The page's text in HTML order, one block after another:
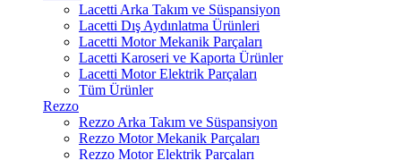
Lacetti Arka Takım ve Süspansiyon
Lacetti Dış Aydınlatma Ürünleri
Lacetti Motor Mekanik Parçaları
Lacetti Karoseri ve Kaporta Ürünler
Lacetti Motor Elektrik Parçaları
Tüm Ürünler
Rezzo
Rezzo Arka Takım ve Süspansiyon
Rezzo Motor Mekanik Parçaları
Rezzo Motor Elektrik Parçaları